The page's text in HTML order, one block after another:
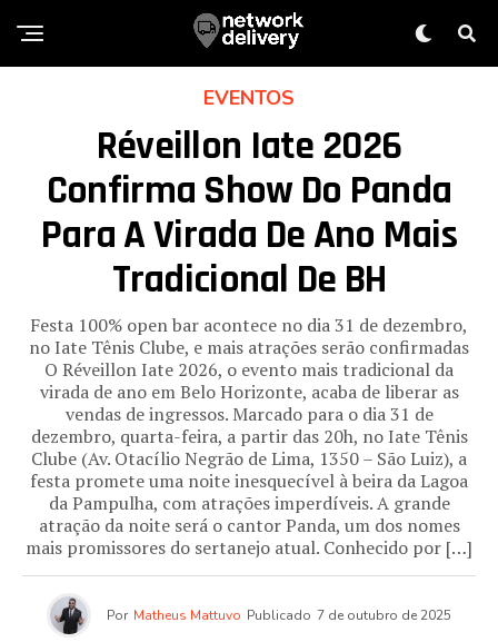
EVENTOS
Réveillon Iate 2026
Confirma Show Do Panda
Para A Virada De Ano Mais
Tradicional De BH
Festa 100% open bar acontece no dia 31 de dezembro,
no Iate Tênis Clube, e mais atrações serão confirmadas
O Réveillon Iate 2026, o evento mais tradicional da
virada de ano em Belo Horizonte, acaba de liberar as
vendas de ingressos. Marcado para o dia 31 de
dezembro, quarta-feira, a partir das 20h, no Iate Tênis
Clube (Av. Otacílio Negrão de Lima, 1350 – São Luiz), a
festa promete uma noite inesquecível à beira da Lagoa
da Pampulha, com atrações imperdíveis. A grande
atração da noite será o cantor Panda, um dos nomes
mais promissores do sertanejo atual. Conhecido por […]
Por Matheus Mattuvo Publicado 7 de outubro de 2025